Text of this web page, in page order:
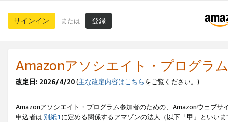
サインイン または 登録
Amazonアソシエイト・プログラ
改定日: 2026/4/20(主な改定内容はこちらをご覧ください。)
Amazonアソシエイト・プログラム参加者のための、Amazonウェブサ
申込者は 別紙1 に定める関係するアマゾンの法人（以下「甲 」といい